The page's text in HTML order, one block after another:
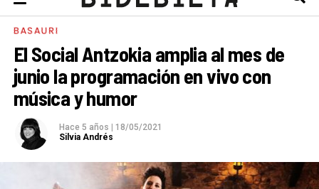
BASAURI
El Social Antzokia amplia al mes de
junio la programación en vivo con
música y humor
Hace 5 años
18/05/2021
Silvia Andrés